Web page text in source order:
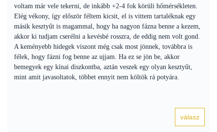
voltam már vele tekerni, de inkább +2-4 fok körüli hőmérsékleten.
Elég vékony, így először féltem kicsit, el is vittem tartaléknak egy
másik kesztyűt is magammal, hogy ha nagyon fázna benne a kezem,
akkor ki tudjam cserélni a kevésbé rosszra, de eddig nem volt gond.
A keményebb hidegek viszont még csak most jönnek, továbbra is
félek, hogy fázni fog benne az ujjam. Ha ez se jön be, akkor
bemegyek egy kínai diszkontba, aztán veszek egy olyan kesztyűt,
mint amit javasoltatok, többet ennyit nem költök rá potyára.